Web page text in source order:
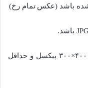
۳-۳- اندازه عکس اسکن شده باید حداکثر ۴۰۰×۳۰۰ پیکسل و حداقل